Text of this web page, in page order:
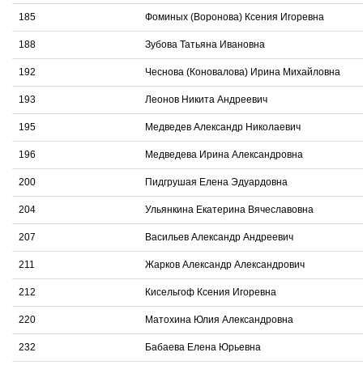
185 Фоминых (Воронова) Ксения Игоревна
188 Зубова Татьяна Ивановна
192 Чеснова (Коновалова) Ирина Михайловна
193 Леонов Никита Андреевич
195 Медведев Александр Николаевич
196 Медведева Ирина Александровна
200 Пидгрушая Елена Эдуардовна
204 Ульянкина Екатерина Вячеславовна
207 Васильев Александр Андреевич
211 Жарков Александр Александрович
212 Кисельгоф Ксения Игоревна
220 Матохина Юлия Александровна
232 Бабаева Елена Юрьевна